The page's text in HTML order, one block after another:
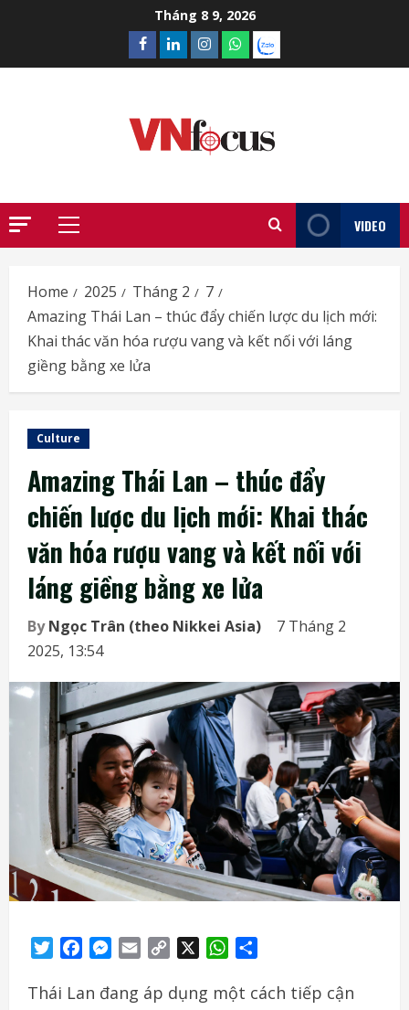
Tháng 8 9, 2026
Facebook
LinkedinInstagram
What’sapp
Zalo
Primary
VIDEO
Home 2025 Tháng 2
7
Amazing Thái Lan – thúc đẩy chiến lược du lịch mới:
Khai thác văn hóa rượu vang và kết nối với láng
giềng bằng xe lửa
Culture
Amazing Thái Lan – thúc đẩy
chiến lược du lịch mới: Khai thác
văn hóa rượu vang và kết nối với
láng giềng bằng xe lửa
ByNgọc Trân (theo Nikkei Asia)
7 Tháng 2
2025, 13:54
TwitterFacebookMessenger
Email
Copy
WhatsApp
Thái Lan đang áp dụng một cách tiếp cận